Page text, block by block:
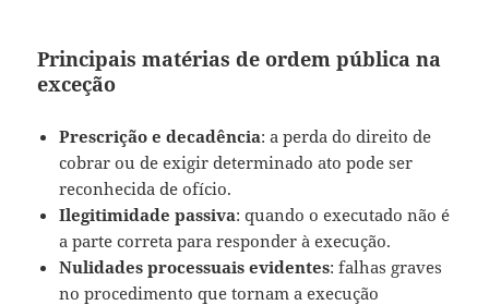
Principais matérias de ordem pública na
exceção
Prescrição e decadência: a perda do direito de
cobrar ou de exigir determinado ato pode ser
reconhecida de ofício.
Ilegitimidade passiva: quando o executado não é
a parte correta para responder à execução.
Nulidades processuais evidentes: falhas graves
no procedimento que tornam a execução